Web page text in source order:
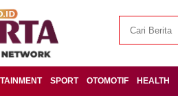
SPORT OTOMOTIF HEALTH